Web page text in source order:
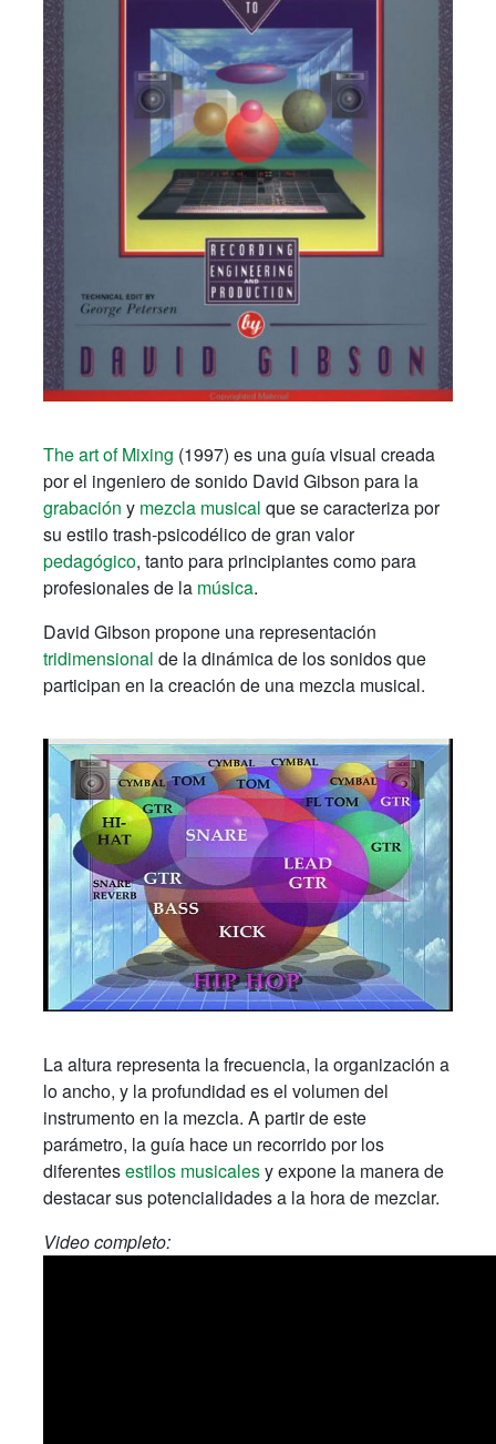
The art of Mixing (1997) es una guía visual creada
por el ingeniero de sonido David Gibson para la
grabación y mezcla musical que se caracteriza por
su estilo trash-psicodélico de gran valor
pedagógico, tanto para principiantes como para
profesionales de la música.
David Gibson propone una representación
tridimensional de la dinámica de los sonidos que
participan en la creación de una mezcla musical.
La altura representa la frecuencia, la organización a
lo ancho, y la profundidad es el volumen del
instrumento en la mezcla. A partir de este
parámetro, la guía hace un recorrido por los
diferentesestilos musicalesy expone la manera de
destacar sus potencialidades a la hora de mezclar.
Video completo: